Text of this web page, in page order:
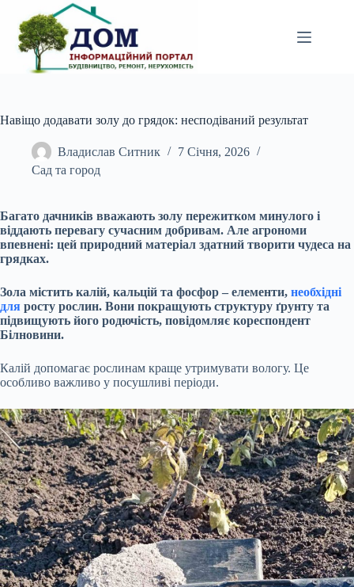
вмісту
Навіщо додавати золу до грядок: несподіваний результат
Владислав Ситник
7 Січня, 2026
Сад та город
Багато дачників вважають золу пережитком минулого і
віддають перевагу сучасним добривам. Але агрономи
впевнені: цей природний матеріал здатний творити чудеса на
грядках.
Зола містить калій, кальцій та фосфор – елементи, необхідні
для росту рослин. Вони покращують структуру ґрунту та
підвищують його родючість, повідомляє кореспондент
Білновини.
Калій допомагає рослинам краще утримувати вологу. Це
особливо важливо у посушливі періоди.